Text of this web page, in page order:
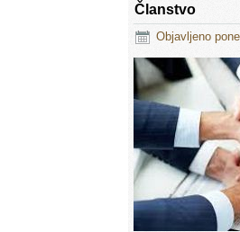
Članstvo
Objavljeno